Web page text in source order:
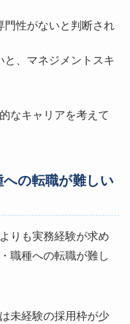
門性がないと判断され
、マネジメントスキ
なキャリアを考えて
の転職が難しい
りも実務経験が求め
職種への転職が難し
未経験の採用枠が少